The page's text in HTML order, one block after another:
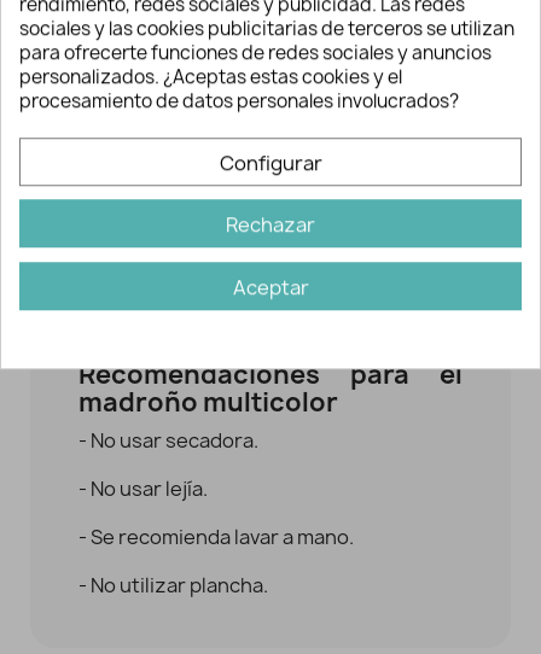
Con el fleco de madroño flúor podrás
customizar todo tipo de prendas como
cazadoras, pañuelos tipo palestinos,
toallas, capazos, hasta realizar un
montón de manualidades con los más
pequeños de la casa, rematar prendas,
realizar broches...
El color de la cinta es en rosa flúor y los
madroños en el mismo rosa, coral, verde
Recomendaciones para el
madroño multicolor
- No usar secadora.
- No usar lejía.
- Se recomienda lavar a mano.
- No utilizar plancha.
sociales y las cookies publicitarias de terceros se utilizan
para ofrecerte funciones de redes sociales y anuncios
personalizados. ¿Aceptas estas cookies y el
procesamiento de datos personales involucrados?
Configurar
Rechazar
Aceptar